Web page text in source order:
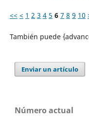
<< < 1 2 3 4 5 6 7 8 9 10
También puede
Enviar un artículo
Número actual